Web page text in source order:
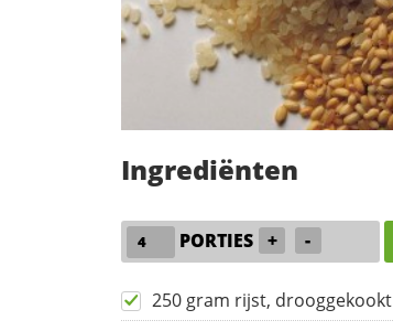
Ingrediënten
PORTIES + -
250 gram rijst, drooggekookt